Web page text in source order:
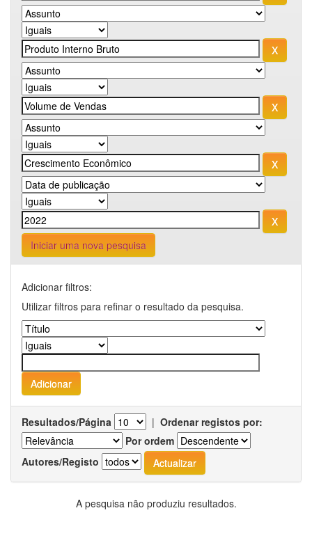
Iniciar uma nova pesquisa
Adicionar filtros:
Utilizar filtros para refinar o resultado da pesquisa.
Resultados/Página | Ordenar registos por:
Por ordem
Autores/Registo
A pesquisa não produziu resultados.